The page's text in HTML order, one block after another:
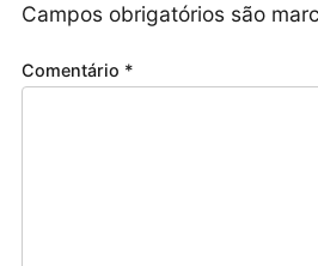
Campos obrigatórios são
Comentário *